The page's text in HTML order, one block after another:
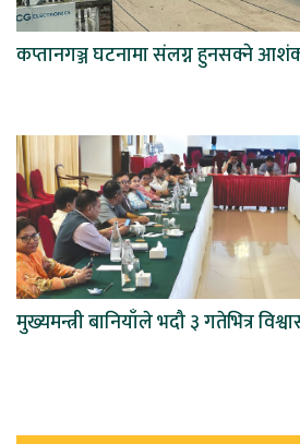
कप्तानगञ्ज घटनामा संलग्न हुनसक्ने
मुख्यमन्त्री बानियाँले भदौ ३ गतेभित्र